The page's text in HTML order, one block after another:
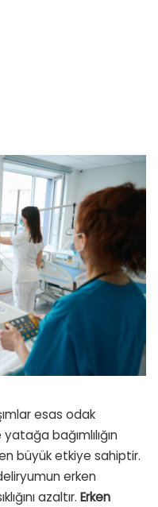
esas odak
bağımlılığın
en büyük etkiye sahiptir.
erken
azaltır. Erken